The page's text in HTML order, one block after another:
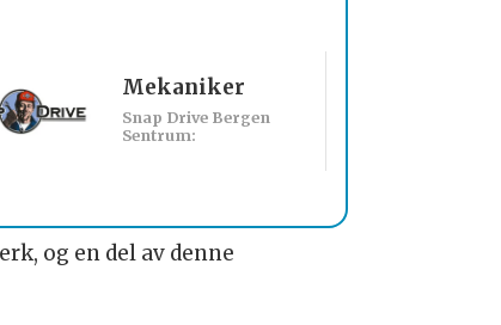
Snap Drive Bergen
Sentrum:
Mekaniker
og en del av denne